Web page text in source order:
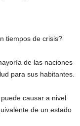
tiempos de crisis?
de las naciones
para sus habitantes.
causar a nivel
de un estado